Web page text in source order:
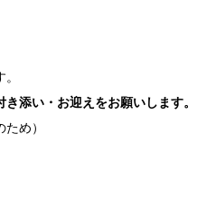
添い・お迎えをお願いします。
め）